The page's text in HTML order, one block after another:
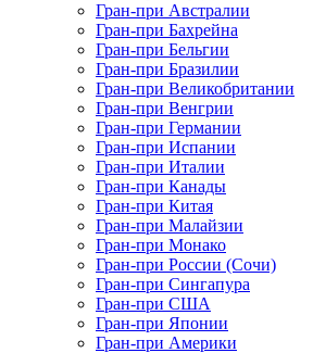
Гран-при Австралии
Гран-при Бахрейна
Гран-при Бельгии
Гран-при Бразилии
Гран-при Великобритании
Гран-при Венгрии
Гран-при Германии
Гран-при Испании
Гран-при Италии
Гран-при Канады
Гран-при Китая
Гран-при Малайзии
Гран-при Монако
Гран-при России (Сочи)
Гран-при Сингапура
Гран-при США
Гран-при Японии
Гран-при Америки